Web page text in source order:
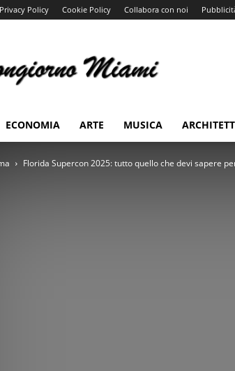
Privacy Policy Cookie Policy Collabora con noi
Miami
ECONOMIA ARTE MUSICA
Florida Supercon 2025: tutto quello che devi sapere